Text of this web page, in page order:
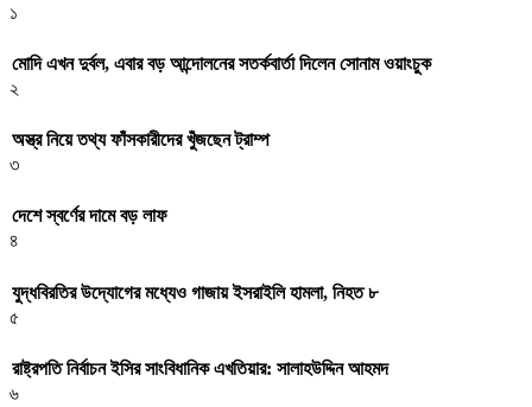
১
মোদি এখন দুর্বল, এবার বড় আন্দোলনের সতর্কবার্তা দিলেন সোনাম ওয়াংচুক
২
অস্ত্র নিয়ে তথ্য ফাঁসকারীদের খুঁজছেন ট্রাম্প
৩
দেশে স্বর্ণের দামে বড় লাফ
৪
যুদ্ধবিরতির উদ্যোগের মধ্যেও গাজায় ইসরাইলি হামলা, নিহত ৮
৫
রাষ্ট্রপতি নির্বাচন ইসির সাংবিধানিক এখতিয়ার: সালাহউদ্দিন আহমদ
৬